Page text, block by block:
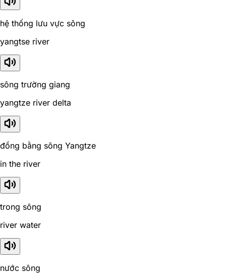
hệ thống lưu vực sông
yangtse river
sông trường giang
yangtze river delta
đồng bằng sông Yangtze
in the river
trong sông
river water
nước sông